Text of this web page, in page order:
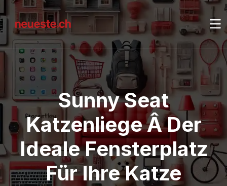
Sunny Seat
Katzenliege Â Der
Ideale Fensterplatz
Für Ihre Katze